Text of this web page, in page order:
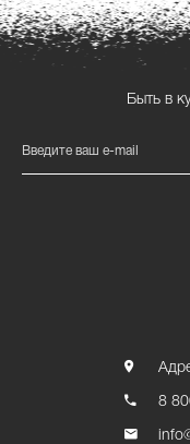
Быть в
Введите ваш e-mail
8